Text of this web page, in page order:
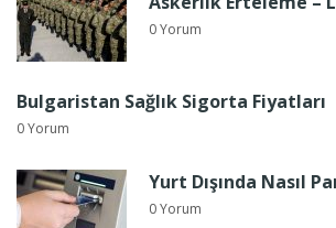
0 Yorum
Bulgaristan Sağlık Sigorta Fiyatları
0 Yorum
Yurt Dışında Nasıl
0 Yorum